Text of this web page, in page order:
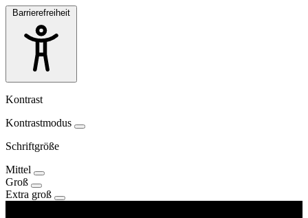
Barrierefreiheit
Kontrast
Kontrastmodus
Schriftgröße
Mittel
Groß
Extra groß